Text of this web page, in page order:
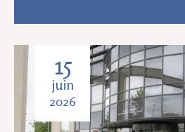
15
juin
2026